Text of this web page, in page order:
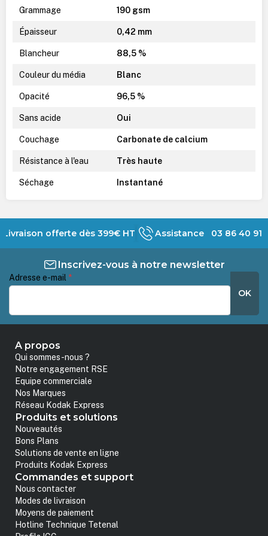
Grammage 190 gsm
Épaisseur 0,42 mm
Blancheur 88,5 %
Couleur du média Blanc
Opacité 96,5 %
Sans acide Oui
Couchage Carbonate de calcium
Résistance à l'eau Très haute
Séchage Instantané
Livraison offerte dès 399€ HT Assistance 03 86 40 91
Inscrivez-vous à notre newsletter
Adresse e-mail *
OK
A propos
Qui sommes-nous ?
Notre engagement RSE
Equipe commerciale
Nos Marques
Réseau Kodak Express
Produits et solutions
Nouveautés
Bons Plans
Solutions de vente en ligne
Produits Kodak Express
Commandes et support
Nous contacter
Modes de livraison
Moyens de paiement
Hotline Technique Tetenal